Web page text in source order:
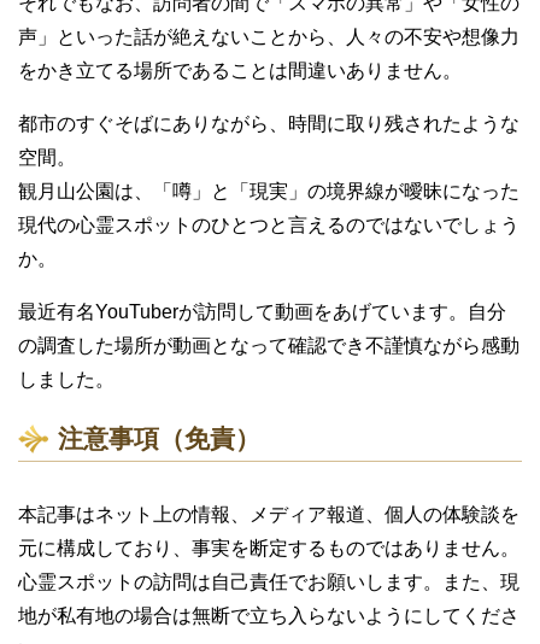
声」といった話が絶えないことから、人々の不安や想像力
をかき立てる場所であることは間違いありません。
都市のすぐそばにありながら、時間に取り残されたような
空間。
観月山公園は、「噂」と「現実」の境界線が曖昧になった
現代の心霊スポットのひとつと言えるのではないでしょう
か。
最近有名YouTuberが訪問して動画をあげています。自分
の調査した場所が動画となって確認でき不謹慎ながら感動
しました。
注意事項（免責）
本記事はネット上の情報、メディア報道、個人の体験談を
元に構成しており、事実を断定するものではありません。
心霊スポットの訪問は自己責任でお願いします。また、現
地が私有地の場合は無断で立ち入らないようにしてくださ